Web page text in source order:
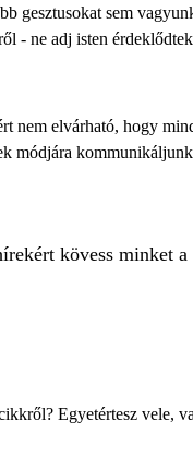
gesztusokat sem
- ne adj isten
nem elvárható, hogy
módjára
kövess minket a
Egyetértesz vele,